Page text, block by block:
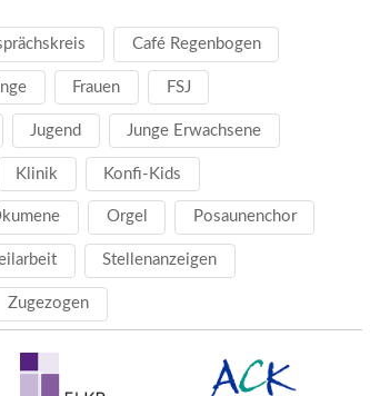
Café Regenbogen
Frauen FSJ
Jugend Junge Erwachsene
Klinik Konfi-Kids
Orgel Posaunenchor
Stellenanzeigen
Zugezogen